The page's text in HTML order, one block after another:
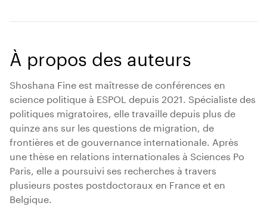
À propos des auteurs
Shoshana Fine est maîtresse de conférences en
science politique à ESPOL depuis 2021. Spécialiste des
politiques migratoires, elle travaille depuis plus de
quinze ans sur les questions de migration, de
frontières et de gouvernance internationale. Après
une thèse en relations internationales à Sciences Po
Paris, elle a poursuivi ses recherches à travers
plusieurs postes postdoctoraux en France et en
Belgique.